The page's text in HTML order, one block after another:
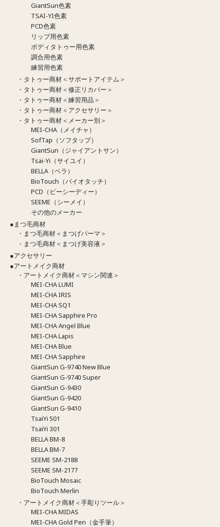
GiantSun色素
TSAI-YI色素
PCD色素
リップ用色素
ボディタトゥー用色素
調合用色素
練習用色素
・タトゥー商材＜サポートアイテム＞
・タトゥー商材＜修正リカバー＞
・タトゥー商材＜練習用品＞
・タトゥー商材＜アクセサリー＞
・タトゥー商材＜メーカー別＞
MEI-CHA（メイチャ）
SofTap（ソフタップ）
GiantSun（ジャイアントサン）
Tsai-Yi（サイユイ）
BELLA（ベラ）
BioTouch（バイオタッチ）
PCD（ピーシーディー）
SEEME（シーメイ）
その他のメーカー
●まつ毛商材
・まつ毛商材＜まつげパーマ＞
・まつ毛商材＜まつげ美容液＞
●アクセサリー
●アートメイク商材
・アートメイク商材＜マシン関連＞
MEI-CHA LUMI
MEI-CHA IRIS
MEI-CHA SQ1
MEI-CHA Sapphire Pro
MEI-CHA Angel Blue
MEI-CHA Lapis
MEI-CHA Blue
MEI-CHA Sapphire
GiantSun G-9740 New Blue
GiantSun G-9740 Super
GiantSun G-9430
GiantSun G-9420
GiantSun G-9410
TsaiYi 501
TsaiYi 301
BELLA BM-8
BELLA BM-7
SEEME SM-2188
SEEME SM-2177
BioTouch Mosaic
BioTouch Merlin
・アートメイク商材＜手彫りツール＞
MEI-CHA MIDAS
MEI-CHA Gold Pen（金手筆）